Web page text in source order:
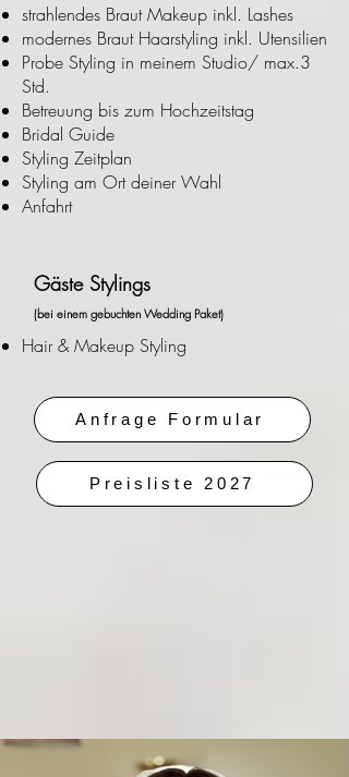
strahlendes Braut Makeup inkl. Lashes
modernes Braut Haarstyling inkl. Utensilien
Probe Styling in meinem Studio/ max.3
Std.
Betreuung bis zum Hochzeitstag
Bridal Guide
Styling Zeitplan
Styling am Ort deiner Wahl
Anfahrt
Gäste Stylings
(bei einem gebuchten Wedding Paket)
Hair & Makeup Styling
Anfrage Formular
Preisliste 2027